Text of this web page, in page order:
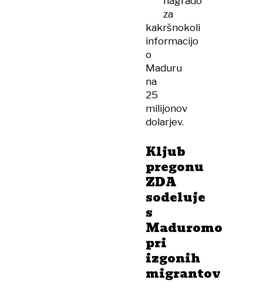
za
kakršnokoli
informacijo
o
Maduru
na
25
milijonov
dolarjev.
Kljub
pregonu
ZDA
sodeluje
s
Maduromo
pri
izgonih
migrantov